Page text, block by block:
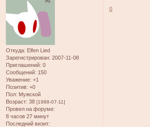
Откуда: Elfen Lied
Зарегистрирован: 2007-11-08
Приглашений: 0
Сообщений: 150
Уважение: +1
Позитив: +0
Пол: Мужской
Возраст: 38 [1988-07-11]
Провел на форуме:
8 часов 27 минут
Последний визит:
0